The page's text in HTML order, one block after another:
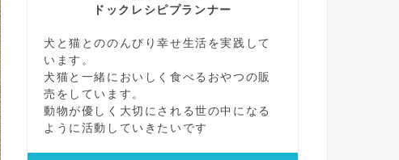
ドックレシピプランナー
犬と猫とののんびり幸せ生活を実践して
います。
犬猫と一緒においしく食べるおやつの販
売をしています。
動物が優しく大切にされる世の中になる
ように活動していきたいです